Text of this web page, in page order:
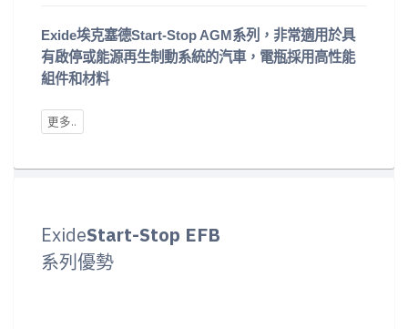
Exide埃克塞德Start-Stop AGM系列，非常適用於具
有啟停或能源再生制動系統的汽車，電瓶採用高性能
組件和材料
ExideStart-Stop EFB
系列優勢